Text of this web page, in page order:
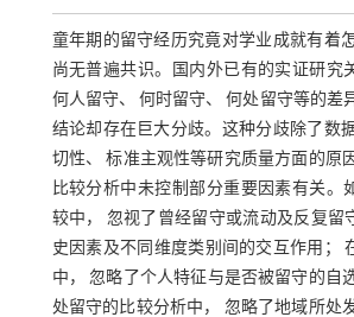
童年期的留守经历究竟对学业成就有着
尚无普遍共识。国内外已有的实证研究
何人留守、 何时留守、 何处留守等的差
结论却存在巨大分歧。这种分歧除了数
切性、 标准主观性等研究质量方面的原
比较分析中未控制部分重要因素有关。
较中， 忽视了曾经留守或流动及反复留
史因素及不同维度类别间的交互作用；
中， 忽略了个人特征与是否被留守的自
处留守的比较分析中， 忽略了地域所处